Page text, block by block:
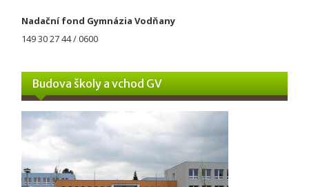
Nadační fond Gymnázia Vodňany
149 30 27 44 / 0600
Budova školy a vchod GV